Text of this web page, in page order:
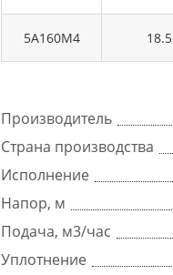
5А160М4 18.5
Производитель
Страна производства
Исполнение
Напор, м
Подача, м3/час
Уплотнение